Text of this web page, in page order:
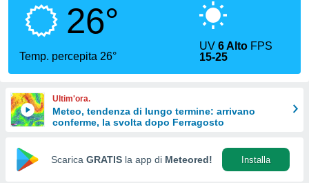
per
le
di
Web
26°
Temp. percepita 26°
UV6 Alto FPS
15-25
Ultim'ora.
Meteo, tendenza di lungo termine: arrivano
conferme, la svolta dopo Ferragosto
Scarica GRATIS la app di Meteored! Installa